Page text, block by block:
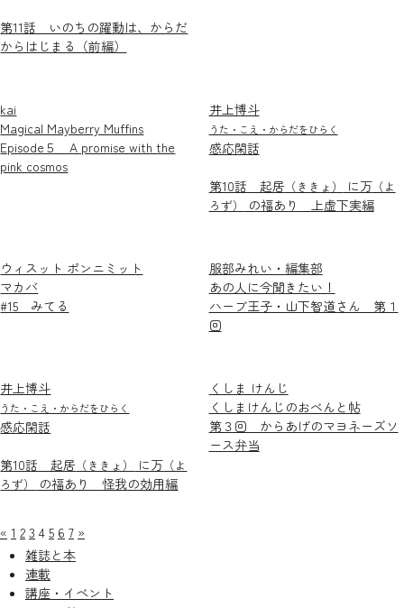
第11話 いのちの躍動は、からだ
からはじまる（前編）
kai
Magical Mayberry Muffins
Episode５ A promise with the
pink cosmos
井上博斗
うた・こえ・からだをひらく
感応閑話
第10話 起居（ききょ） に万（よ
ろず）
の福あり 上虚下実編
ウィスット ポンニミット
マカバ
#15 みてる
服部みれい・編集部
あの人に今聞きたい！
ハーブ王子・山下智道さん 第１
回
井上博斗
うた・こえ・からだをひらく
感応閑話
第10話 起居 （ききょ） に万 （よ
ろず）
の福あり 怪我の効用編
くしま けんじ
くしまけんじのおべんと帖
第３回 からあげのマヨネーズソ
ース弁当
« 1 2 3 4 5 6 7 »
雑誌と本
連載
講座・イベント